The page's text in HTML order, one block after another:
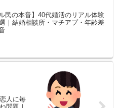
ル民の本音】40代婚活のリアル体験
｜結婚相談所・マチアプ・年齢差
人に毎